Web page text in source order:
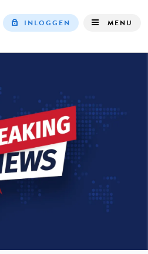
INLOGGEN MENU